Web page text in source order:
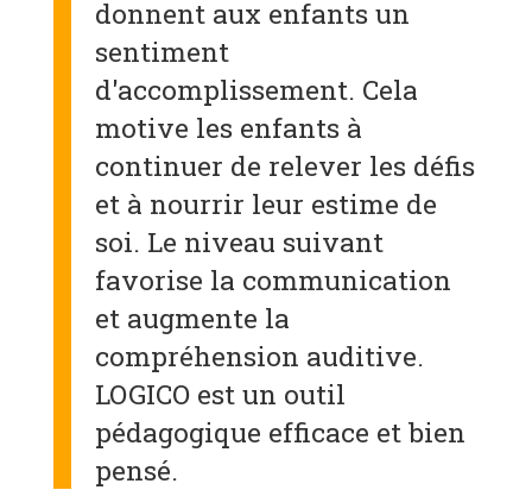
donnent aux enfants un
sentiment
d'accomplissement. Cela
motive les enfants à
continuer de relever les défis
et à nourrir leur estime de
soi. Le niveau suivant
favorise la communication
et augmente la
compréhension auditive.
LOGICO est un outil
pédagogique efficace et bien
pensé.